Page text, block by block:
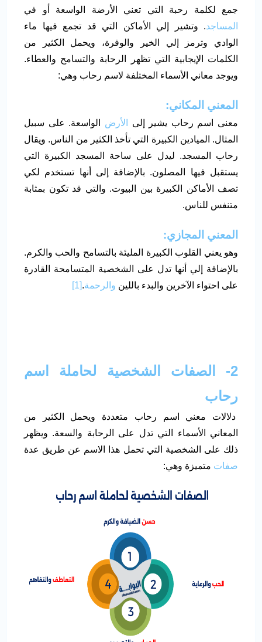
جمع لكلمة رحبة التي تعني الأرضة الواسعة أو في
المساجد. وتشير إلي الأماكن التي قد تجمع فيها ماء
الوادي وترمز إلي الخير والوفرة، ويحمل الكثير من
الكلمات الإيجابية التي تظهر الرحابة والتسامح والعطاء.
ويوجد معاني الأسماء المختلفة لاسم رحاب وهي:
المعني المكاني:
معنى اسم رحاب يشير إلى الأرض الواسعة. على سبيل
المثال. الميادين الكبيرة التي تأخذ الكثير من الناس. ويقال
رحاب المسجد. ليدل على ساحة المسجد الكبيرة التي
يستقبل فيها المصلون. بالإضافة إلى أنها تستخدم لكي
تصف الأماكن الكبيرة بين البيوت. والتي قد تكون بمثابة
متنفس للناس.
المعني المجازي:
وهو يعني القلوب الكبيرة المليئة بالتسامح والحب والكرم.
بالإضافة إلي أنها تدل على الشخصية المتسامحة القادرة
على احتواء الآخرين والبدء باللين والرحمة.
[1]
2-
الصفات الشخصية لحاملة اسم
رحاب
دلالات معني اسم رحاب متعددة ويحمل الكثير من
المعاني الأسماء التي تدل على الرحابة والسعة. ويظهر
ذلك على الشخصية التي تحمل هذا الاسم عن طريق عدة
صفات متميزة وهي: